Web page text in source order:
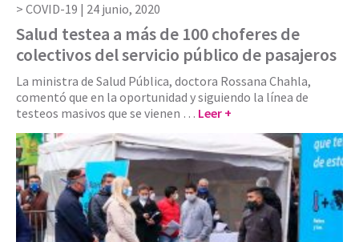
COVID-19 | 24 junio, 2020
Salud testea a más de 100 choferes de
colectivos del servicio público de pasajeros
La ministra de Salud Pública, doctora Rossana Chahla,
comentó que en la oportunidad y siguiendo la línea de
testeos masivos que se vienen … Leer +